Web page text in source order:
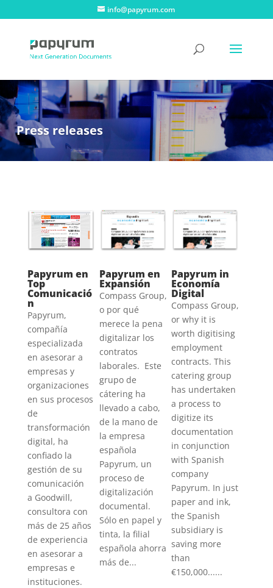
info@papyrum.com
Press releases
Papyrum en
Top
Comunicació
n
Papyrum,
compañía
especializada
en asesorar a
empresas y
organizaciones
en sus procesos
de
transformación
digital, ha
confiado la
gestión de su
comunicación
a Goodwill,
consultora con
más de 25 años
de experiencia
en asesorar a
empresas e
instituciones.
Papyrum en
Expansión
Compass Group,
o por qué
merece la pena
digitalizar los
contratos
laborales. Este
grupo de
cátering ha
llevado a cabo,
de la mano de
la empresa
española
Papyrum, un
proceso de
digitalización
documental.
Sólo en papel y
tinta, la filial
española ahorra
más de...
Papyrum in
Economía
Digital
Compass Group,
or why it is
worth digitising
employment
contracts. This
catering group
has undertaken
a process to
digitize its
documentation
in conjunction
with Spanish
company
Papyrum. In just
paper and ink,
the Spanish
subsidiary is
saving more
than
€150,000......